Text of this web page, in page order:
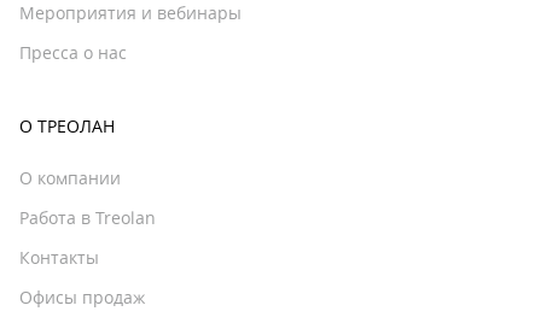
Мероприятия и вебинары
Пресса о нас
О ТРЕОЛАН
О компании
Работа в Treolan
Контакты
Офисы продаж